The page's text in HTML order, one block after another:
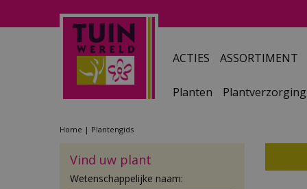
Home Plantengids
ACTIES ASSORTIMENT
Planten Plantverzorging
Vind uw plant
Wetenschappelijke naam: